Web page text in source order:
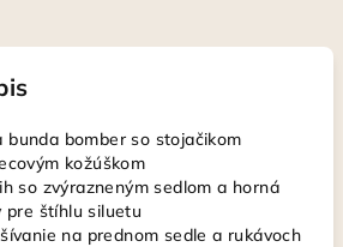
bunda bomber so stojačikom
kožúškom
so zvýrazneným sedlom a horná
pre štíhlu siluetu
na prednom sedle a rukávoch